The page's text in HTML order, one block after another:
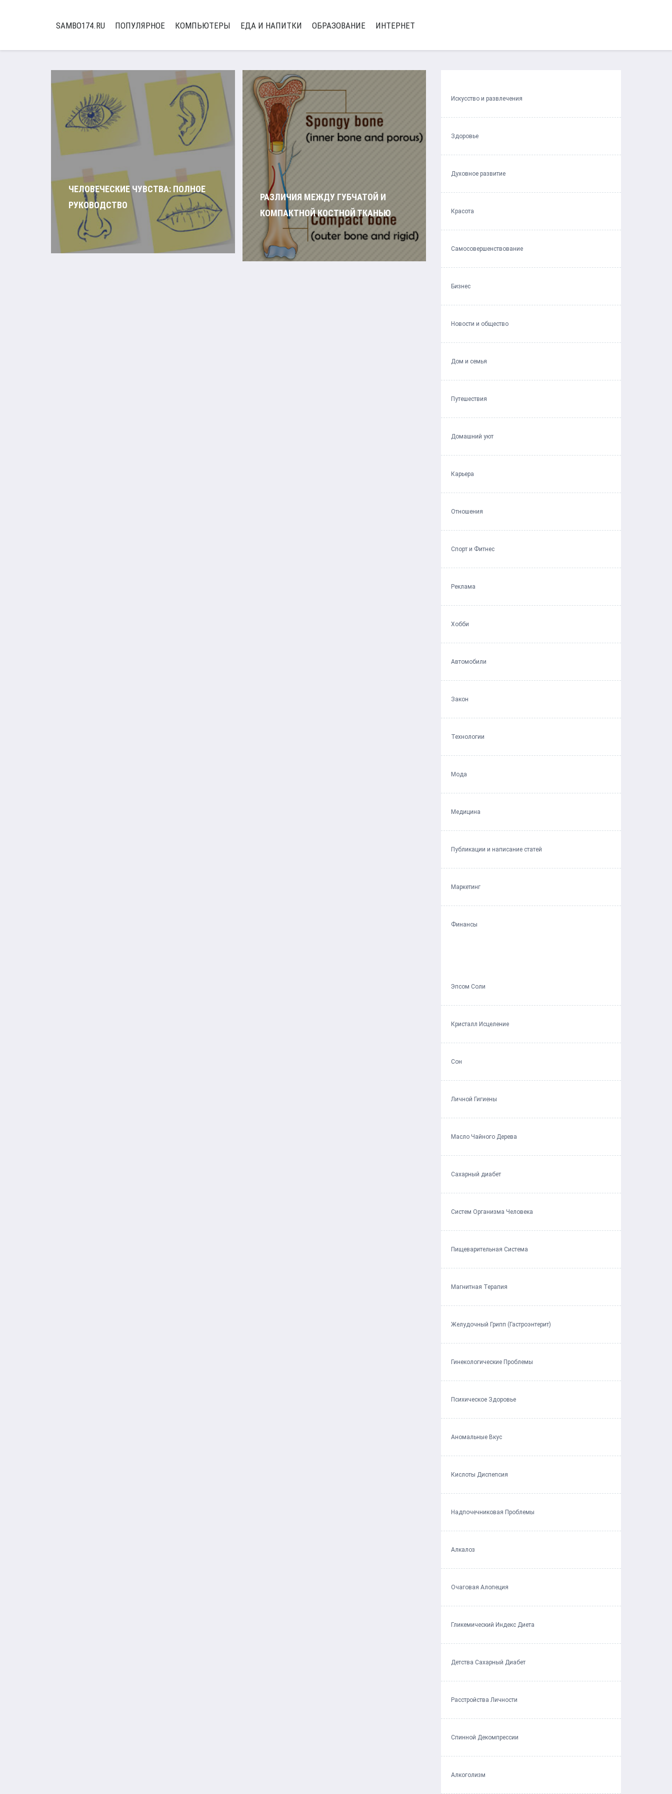
SAMBO174.RU ПОПУЛЯРНОЕ КОМПЬЮТЕРЫ ЕДА И НАПИТКИ ОБРАЗОВАНИЕ ИНТЕРНЕТ
ЧЕЛОВЕЧЕСКИЕ ЧУВСТВА: ПОЛНОЕ
РУКОВОДСТВО
РАЗЛИЧИЯ МЕЖДУ ГУБЧАТОЙ И
КОМПАКТНОЙ КОСТНОЙ ТКАНЬЮ
Искусство и развлечения
Здоровье
Духовное развитие
Красота
Самосовершенствование
Бизнес
Новости и общество
Дом и семья
Путешествия
Домашний уют
Карьера
Отношения
Спорт и Фитнес
Реклама
Хобби
Автомобили
Закон
Технологии
Мода
Медицина
Публикации и написание статей
Маркетинг
Финансы
Эпсом Соли
Кристалл Исцеление
Сон
Личной Гигиены
Масло Чайного Дерева
Сахарный диабет
Систем Организма Человека
Пищеварительная Система
Магнитная Терапия
Желудочный Грипп (Гастроэнтерит)
Гинекологические Проблемы
Психическое Здоровье
Аномальные Вкус
Кислоты Диспепсия
Надпочечниковая Проблемы
Алкалоз
Очаговая Алопеция
Гликемический Индекс Диета
Детства Сахарный Диабет
Расстройства Личности
Спинной Декомпрессии
Алкоголизм